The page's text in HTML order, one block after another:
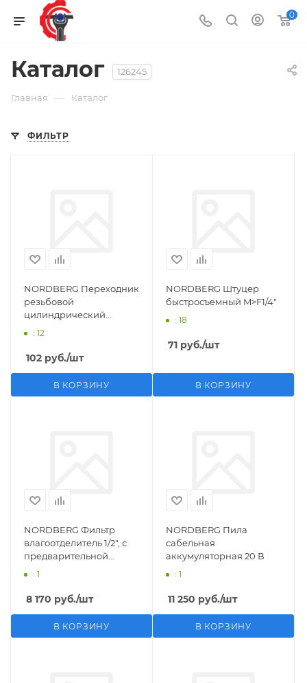
0
Каталог 126245
Главная — Каталог
ФИЛЬТР
NORDBERG Переходник
резьбовой
цилиндрический
M1/2">F1/4"
: 12
102 руб./шт
В КОРЗИНУ
NORDBERG Штуцер
быстросъемный M>F1/4"
: 18
71 руб./шт
В КОРЗИНУ
NORDBERG Фильтр
влагоотделитель 1/2", с
предварительной
фильтрацией
: 1
8 170 руб./шт
В КОРЗИНУ
NORDBERG Пила
сабельная
аккумуляторная 20 В
: 1
11 250 руб./шт
В КОРЗИНУ